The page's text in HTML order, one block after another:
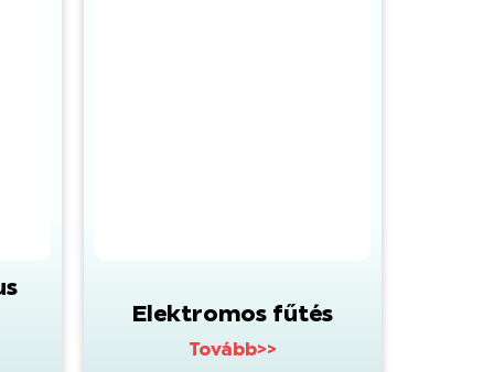
Elektromos fűtés
Tovább>>